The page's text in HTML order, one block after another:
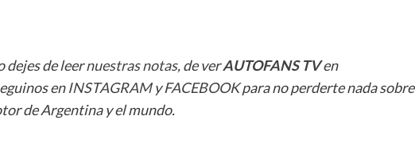
dejes de leernuestras notas, de verAUTOFANS TVen
enINSTAGRAMyFACEBOOKpara no perderte nada sobre
de Argentina y el mundo.